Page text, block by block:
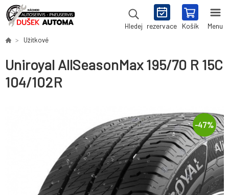
Hledej rezervace Košík Menu
Užitkové
Uniroyal AllSeasonMax 195/70 R 15C
104/102R
-47%